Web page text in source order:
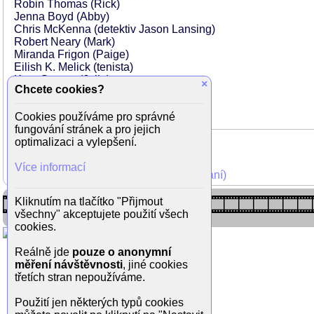
Robin Thomas (Rick)
Jenna Boyd (Abby)
Chris McKenna (detektiv Jason Lansing)
Robert Neary (Mark)
Miranda Frigon (Paige)
Eilish K. Melick (tenista)
Kate Gorney (Julie)
Yvette Monreal (Josie)
Mohli jste vidět v TV (zobrazit starší vysílání)
×
Chcete cookies?
Cookies používáme pro správné
fungování stránek a pro jejich
optimalizaci a vylepšení.
Více informací
Kliknutím na tlačítko "Přijmout
všechny" akceptujete použití všech
cookies.
Reálně jde pouze o anonymní
měření návštěvnosti, jiné cookies
třetích stran nepoužíváme.
Použití jen některých typů cookies